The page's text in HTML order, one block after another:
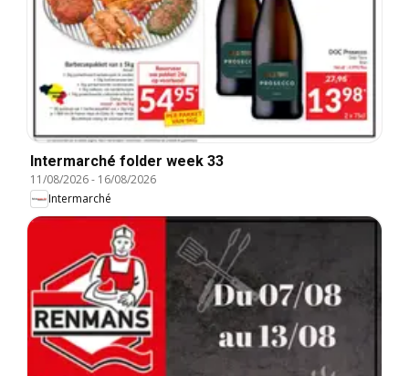
Intermarché folder week 33
11/08/2026- 16/08/2026
Intermarché